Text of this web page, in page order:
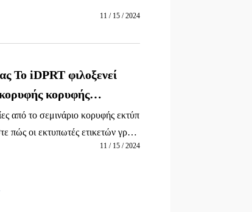
περισσότερα στο περίπτερο
11 / 15 / 2024
Το iDPRT φιλοξενεί
κορυφής
από το σεμινάριο κορυφής εκτύπ
πώς οι εκτυπωτές ετικετών γραμ
έξυπνη κατασκευή και ενισχύο
11 / 15 / 2024